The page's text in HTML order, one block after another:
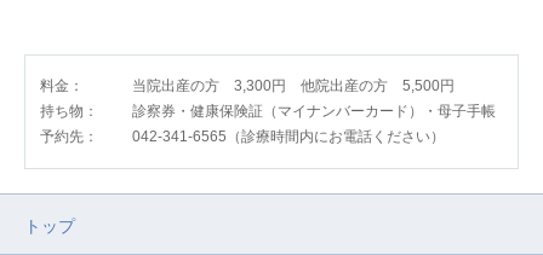
料金：
当院出産の方 3,300円 他院出産の方 5,500円
持ち物：
診察券・健康保険証（マイナンバーカード）・母子手帳
予約先：
042-341-6565（診療時間内にお電話ください）
トップ